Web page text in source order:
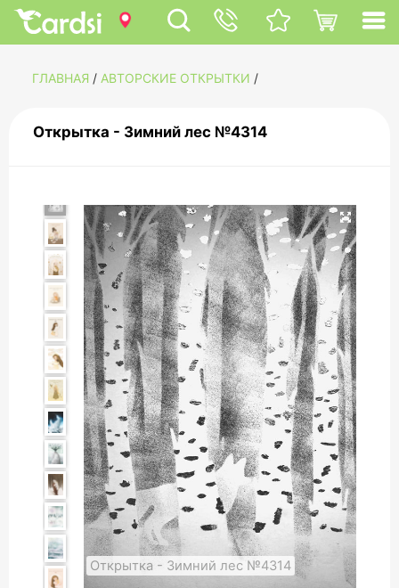
ГЛАВНАЯ / АВТОРСКИЕ ОТКРЫТКИ /
Открытка - Зимний лес №4314
Открытка - Зимний лес №4314